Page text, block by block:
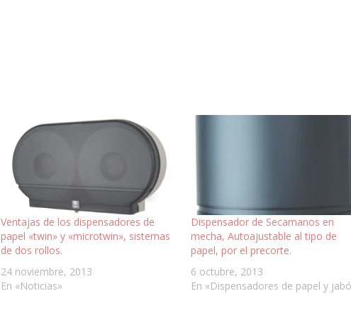
Ventajas de los dispensadores de
papel «twin» y «microtwin», sistemas
de dos rollos.
24 noviembre, 2013
En «Noticias»
Dispensador de Secamanos en
mecha, Autoajustable al tipo de
papel, por el precorte.
6 octubre, 2013
En «Dispensadores de papel y